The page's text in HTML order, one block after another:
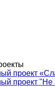
проект
проект "Не